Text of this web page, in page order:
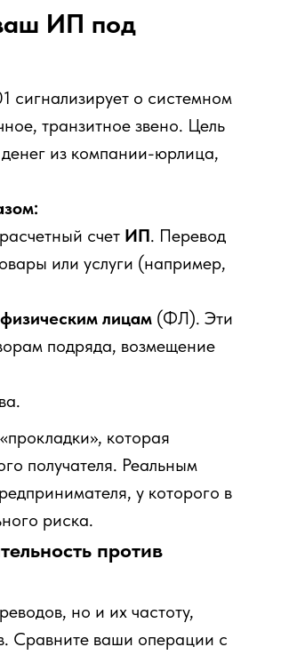
ИП под
сигнализирует о системном
транзитное звено. Цель
денег из компании-юрлица,
счет ИП. Перевод
или услуги (например,
физическим лицам (ФЛ). Эти
подряда, возмещение
которая
получателя. Реальным
у которого в
риска.
против
но и их частоту,
Сравните ваши операции с